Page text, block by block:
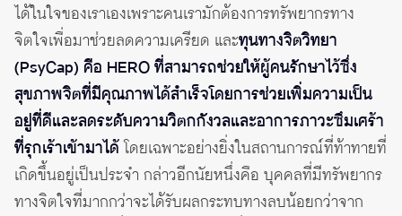
ได้ในใจของเราเองเพราะคนเรามักต้องการทรัพยากรทาง
จิตใจเพื่อมาช่วยลดความเครียด และทุนทางจิตวิทยา
(PsyCap) คือ HERO ที่สามารถช่วยให้ผู้คนรักษาไว้ซึ่ง
สุขภาพจิตที่มีคุณภาพได้สำเร็จโดยการช่วยเพิ่มความเป็น
อยู่ที่ดีและลดระดับความวิตกกังวลและอาการภาวะซึมเศร้า
ที่รุกเร้าเข้ามาได้โดยเฉพาะอย่างยิ่งในสถานการณ์ที่ท้าทายที่
เกิดขึ้นอยู่เป็นประจำ กล่าวอีกนัยหนึ่งคือ บุคคลที่มีทรัพยากร
ทางจิตใจที่มากกว่าจะได้รับผลกระทบทางลบน้อยกว่าจาก